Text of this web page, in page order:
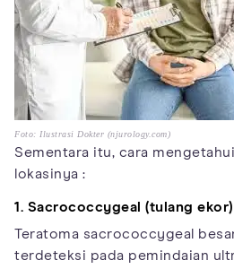
Foto: Ilustrasi Dokter (njurology.com)
Sementara itu, cara
lokasinya :
1. Sacrococcygeal (tulang ekor)
Teratoma sacrococcygeal
terdeteksi pada pemindaian